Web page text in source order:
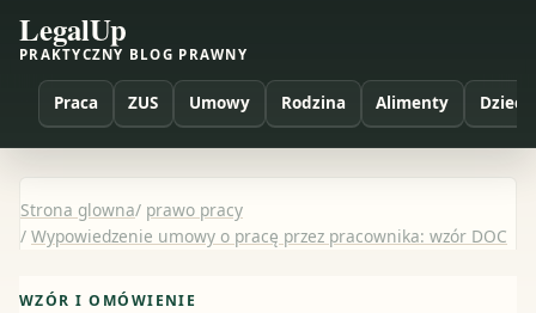
LegalUp
PRAKTYCZNY BLOG PRAWNY
Praca ZUS Umowy Rodzina Alimenty Dzieci
Strona glowna/ prawo pracy
/ Wypowiedzenie umowy o pracę przez pracownika: wzór DOC
WZÓR I OMÓWIENIE